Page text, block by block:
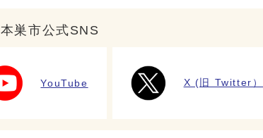
本巣市公式SNS
YouTube X (旧 Twitter）